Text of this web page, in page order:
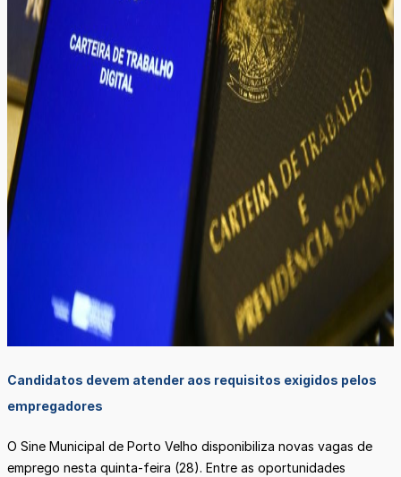
Candidatos devem atender aos requisitos exigidos pelos
empregadores
O Sine Municipal de Porto Velho disponibiliza novas vagas de
emprego nesta quinta-feira (28). Entre as oportunidades